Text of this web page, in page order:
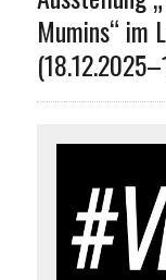
Mumins“ im